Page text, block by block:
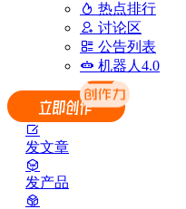
热点排行
讨论区
公告列表
机器人4.0
发文章
发产品